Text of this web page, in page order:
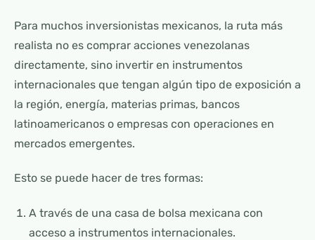
Para muchos inversionistas mexicanos, la ruta más
realista no es comprar acciones venezolanas
directamente, sino invertir en instrumentos
internacionales que tengan algún tipo de exposición a
la región, energía, materias primas, bancos
latinoamericanos o empresas con operaciones en
mercados emergentes.
Esto se puede hacer de tres formas:
A través de una casa de bolsa mexicana con
acceso a instrumentos internacionales.